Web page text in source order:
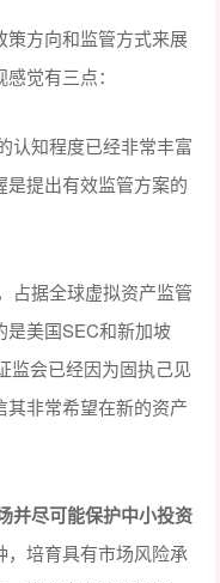
策方向和监管方式来展
觉有三点：
认知程度已经非常丰富
提出有效监管方案的
占据全球虚拟资产监管
是美国SEC和新加坡
监会已经因为固执己见
非常希望在新的资产
并尽可能保护中小投资
培育具有市场风险承